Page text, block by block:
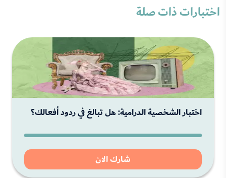
اختبارات ذات صلة
اختبار الشخصية الدرامية: هل تبالغ في ردود أفعالك؟
شارك الان